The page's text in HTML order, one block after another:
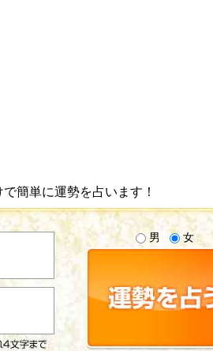
簡単に運勢を占います！
男 女